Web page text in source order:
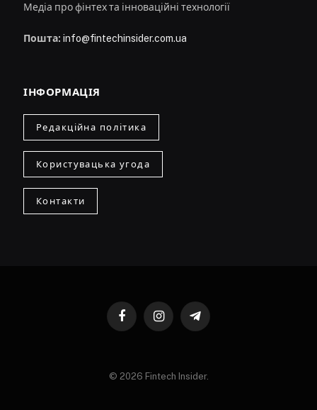
Медіа про фінтех та інноваційні технології
Пошта: info@fintechinsider.com.ua
ІНФОРМАЦІЯ
Редакційна політика
Користувацька угода
Контакти
FacebookInstagramTelegram
© 2026 Fintech Insider.